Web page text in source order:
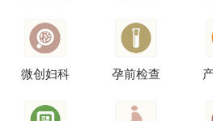
微创妇科 孕前检查